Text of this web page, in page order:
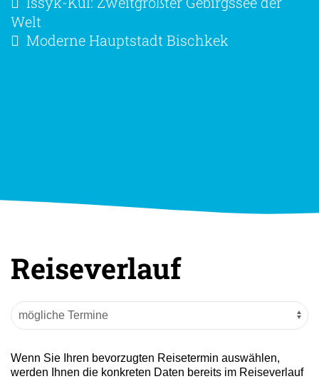
Welt
Moderne Hauptstadt Bischkek
Reiseverlauf
Wenn Sie Ihren bevorzugten Reisetermin auswählen,
werden Ihnen die konkreten Daten bereits im Reiseverlauf